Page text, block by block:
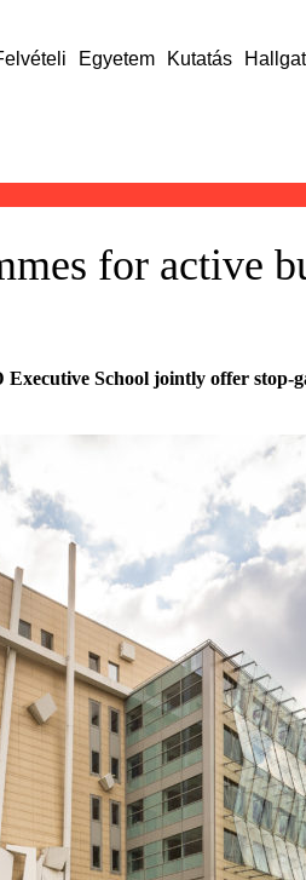
Egyetem Kutatás
for active
School jointly offer